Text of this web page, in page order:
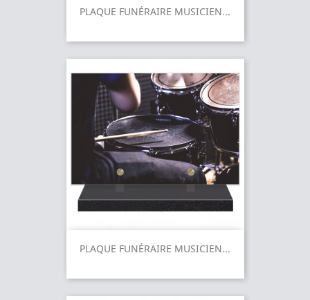
PLAQUE FUNÉRAIRE MUSICIEN...
PLAQUE FUNÉRAIRE MUSICIEN...